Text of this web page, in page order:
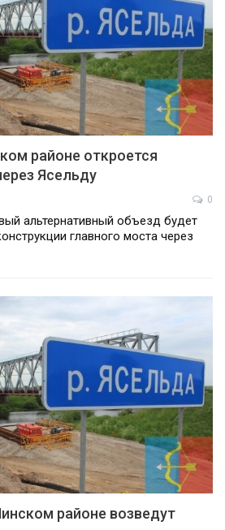
районе откроется
Ясельду
0
альтернативный объезд будет
главного моста через
районе возведут